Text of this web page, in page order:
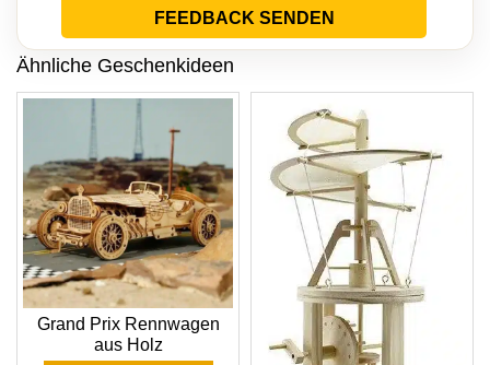
FEEDBACK SENDEN
Ähnliche Geschenkideen
Grand Prix Rennwagen
aus Holz